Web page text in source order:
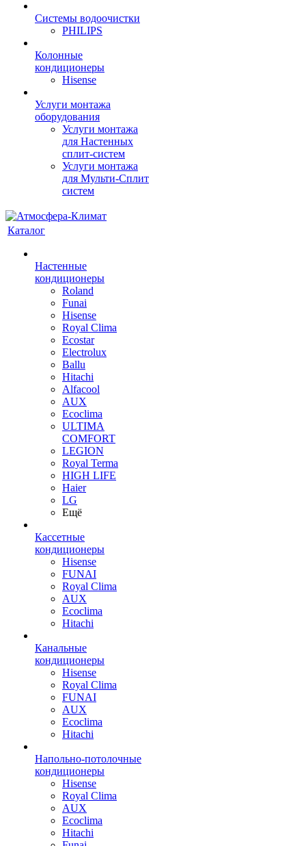
Системы водоочистки
PHILIPS
Колонные
кондиционеры
Hisense
Услуги монтажа
оборудования
Услуги монтажа
для Настенных
сплит-систем
Услуги монтажа
для Мульти-Сплит
систем
Каталог
Настенные
кондиционеры
Roland
Funai
Hisense
Royal Clima
Ecostar
Electrolux
Ballu
Hitachi
Alfacool
AUX
Ecoclima
ULTIMA
COMFORT
LEGION
Royal Terma
HIGH LIFE
Haier
LG
Ещё
Кассетные
кондиционеры
Hisense
FUNAI
Royal Clima
AUX
Ecoclima
Hitachi
Канальные
кондиционеры
Hisense
Royal Clima
FUNAI
AUX
Ecoclima
Hitachi
Напольно-потолочные
кондиционеры
Hisense
Royal Clima
AUX
Ecoclima
Hitachi